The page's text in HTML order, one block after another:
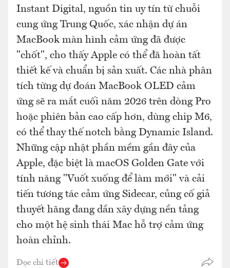
Instant Digital, nguồn tin uy tín từ chuỗi
cung ứng Trung Quốc, xác nhận dự án
MacBook màn hình cảm ứng đã được
"chốt", cho thấy Apple có thể đã hoàn tất
thiết kế và chuẩn bị sản xuất. Các nhà phân
tích từng dự đoán MacBook OLED cảm
ứng sẽ ra mắt cuối năm 2026 trên dòng Pro
hoặc phiên bản cao cấp hơn, dùng chip M6,
có thể thay thế notch bằng Dynamic Island.
Những cập nhật phần mềm gần đây của
Apple, đặc biệt là macOS Golden Gate với
tính năng "Vuốt xuống để làm mới" và cải
tiến tương tác cảm ứng Sidecar, củng cố giả
thuyết hãng đang dần xây dựng nền tảng
cho một hệ sinh thái Mac hỗ trợ cảm ứng
hoàn chỉnh.
Đọc chi tiết